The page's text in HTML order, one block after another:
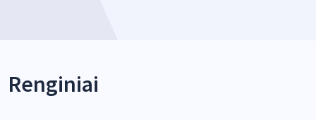
Renginiai